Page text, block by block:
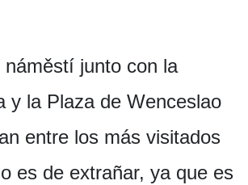
náměstí junto con la
y la Plaza de Wenceslao
entre los más visitados
es de extrañar, ya que es